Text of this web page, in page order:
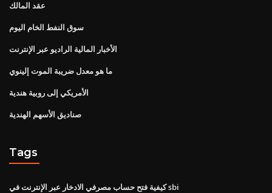
عقد المالك
سوق النفط الخام اليوم
الأخبار المالية الراديو عبر الإنترنت
ما هو معدل ضريبة الموت إلينوي
الأمريكي إلى روبية هندية
صناديق الأسهم الهندية
Tags
كيفية فتح حساب مصرفي الادخار عبر الإنترنت في sbi